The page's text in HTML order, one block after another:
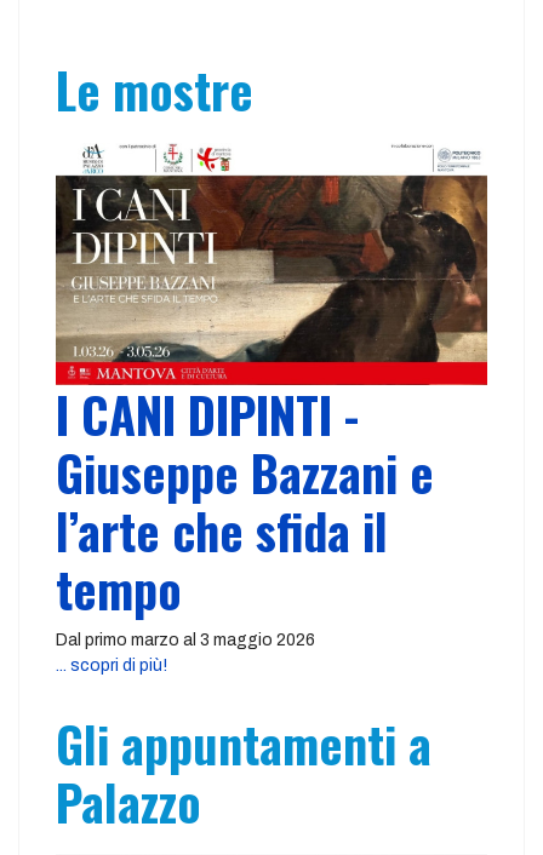
Le mostre
I CANI DIPINTI -
Giuseppe Bazzani e
l’arte che sfida il
tempo
Dal primo marzo al 3 maggio 2026
... scopri di più!
Gli appuntamenti a
Palazzo